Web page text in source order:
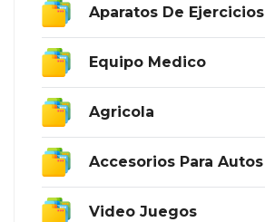
Aparatos De Ejercicios
Equipo Medico
Agricola
Accesorios Para Autos
Video Juegos